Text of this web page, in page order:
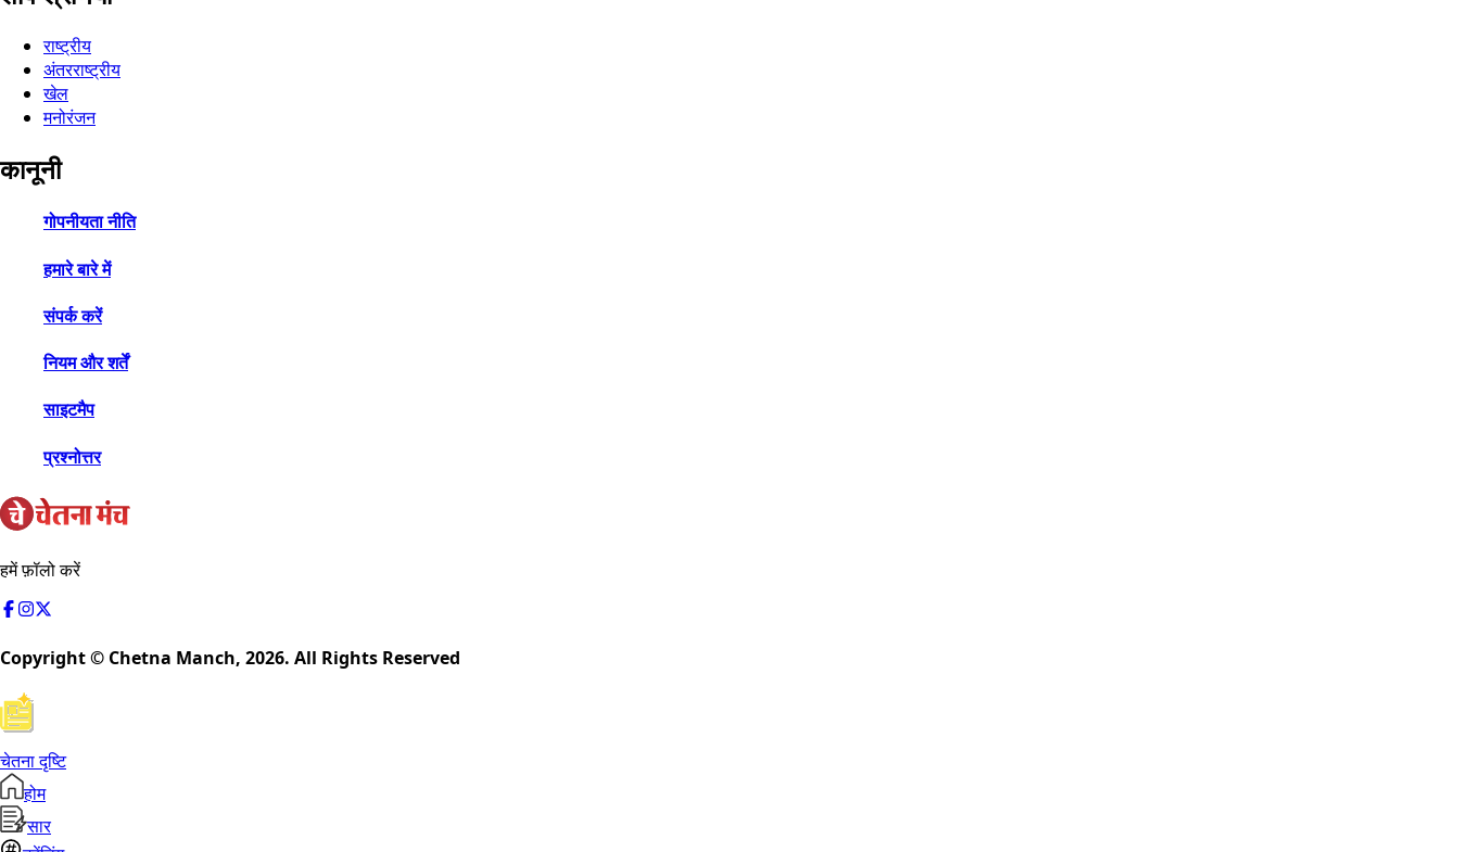
राष्ट्रीय
अंतरराष्ट्रीय
खेल
मनोरंजन
कानूनी
गोपनीयता नीति
हमारे बारे में
संपर्क करें
नियम और शर्तें
साइटमैप
प्रश्नोत्तर
हमें फ़ॉलो करें
Copyright © Chetna Manch, 2026. All Rights Reserved
चेतना दृष्टि
होम
सार